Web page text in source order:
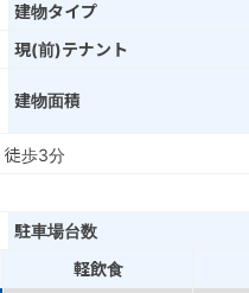
建物タイプ
現(前)テナント
建物面積
徒歩3分
駐車場台数
軽飲食